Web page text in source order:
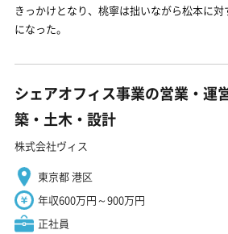
きっかけとなり、桃寧は拙いながら松本に
になった。
シェアオフィス事業の営業・運
築・土木・設計
株式会社ヴィス
東京都 港区
年収600万円～900万円
正社員